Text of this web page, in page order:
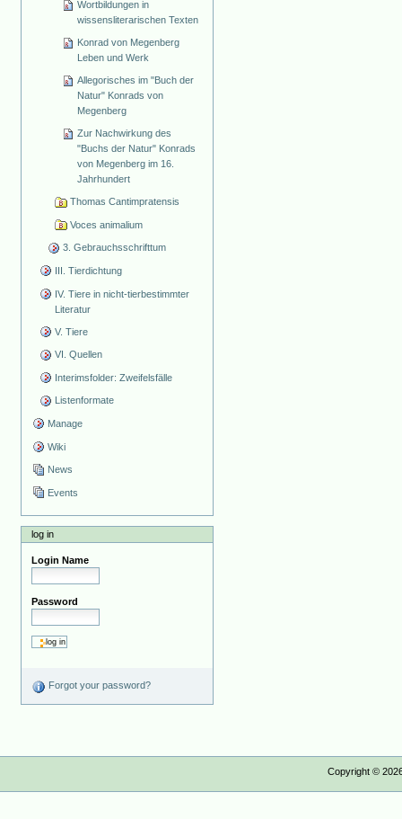
Wortbildungen in
wissensliterarischen Texten
Konrad von Megenberg
Leben und Werk
Allegorisches im "Buch der
Natur" Konrads von
Megenberg
Zur Nachwirkung des
"Buchs der Natur" Konrads
von Megenberg im 16.
Jahrhundert
Thomas Cantimpratensis
Voces animalium
3. Gebrauchsschrifttum
III. Tierdichtung
IV. Tiere in nicht-tierbestimmter
Literatur
V. Tiere
VI. Quellen
Interimsfolder: Zweifelsfälle
Listenformate
Manage
Wiki
News
Events
log in
Login Name
Password
Forgot your password?
Copyright ©